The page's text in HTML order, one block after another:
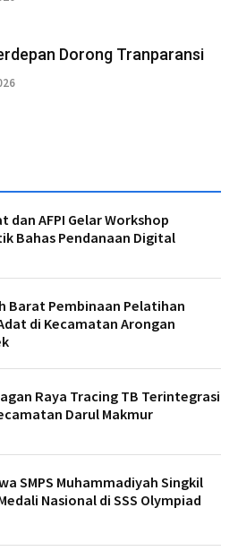
Dorong Tranparansi
dan AFPI Gelar Workshop
Bahas Pendanaan Digital
Barat Pembinaan Pelatihan
di Kecamatan Arongan
Raya Tracing TB Terintegrasi
Darul Makmur
SMPS Muhammadiyah Singkil
Nasional di SSS Olympiad